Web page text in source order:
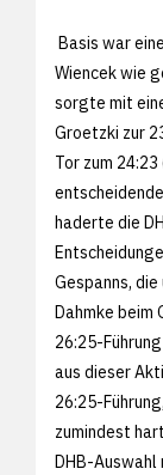
Basis war
Wiencek wie
sorgte mit
Groetzki zur
Tor zum
haderte die
Gespanns,
Dahmke
26:25-
aus dieser
26:25-
zumindest
DHB-